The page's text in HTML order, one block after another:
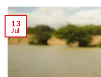
13
Jul